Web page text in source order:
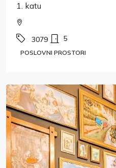
1. katu
3079 5
POSLOVNI PROSTORI